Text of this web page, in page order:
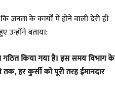
जनता के कार्यों में होने वाली देरी ही
उन्होंने बताया:
किया गया है। इस समय विभाग के
हर कुर्सी को पूरी तरह ईमानदार